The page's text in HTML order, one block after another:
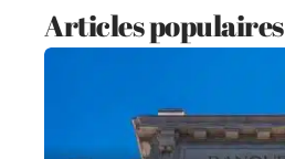
Articles populaires